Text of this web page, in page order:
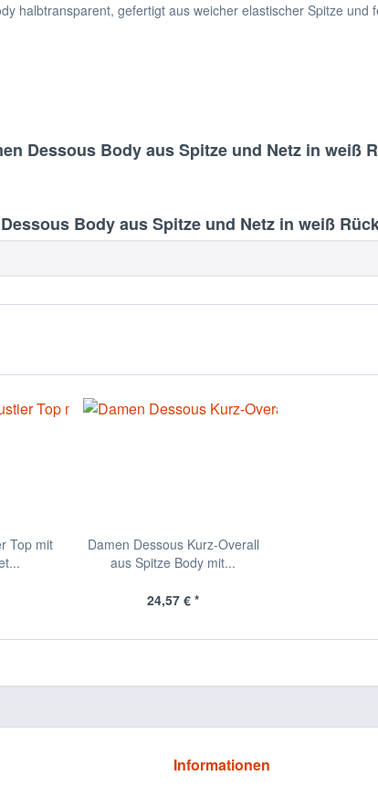
halbtransparent, gefertigt aus weicher elastischer Spitze
Dessous Body aus Spitze und Netz in weiß
Body aus Spitze und Netz in weiß
Top mit
Damen Dessous Kurz-Overall
aus Spitze Body mit...
24,57 € *
Informationen